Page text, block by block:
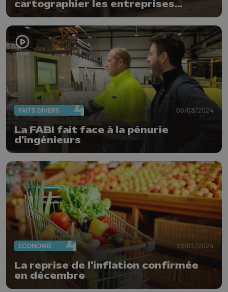
cartographier les entreprises
vétérinaires
FAITS DIVERS 06/03/2024
La FABI fait face à la pénurie
d'ingénieurs
ECONOMIE 15/01/2024
La reprise de l'inflation confirmée
en décembre